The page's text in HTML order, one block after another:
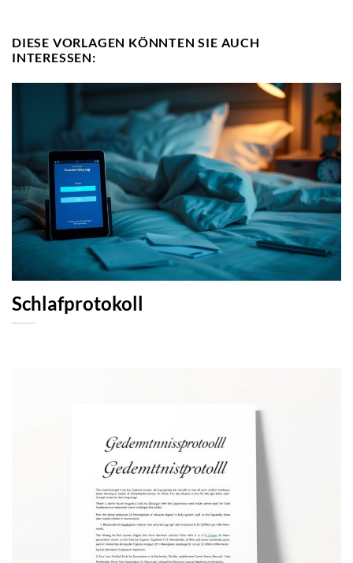
DIESE VORLAGEN KÖNNTEN SIE AUCH
INTERESSEN:
Schlafprotokoll